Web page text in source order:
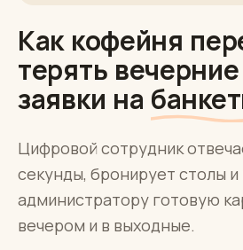
Как кофейня
терять
заявки на
Цифровой сотрудник
секунды, бронирует столы
администратору готовую
вечером и в выходные.